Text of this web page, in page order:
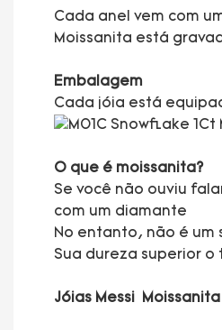
Cada anel vem com
Moissanita está
Embalagem
Cada jóia está
O que é moissanita?
Se você não ouviu
com um diamante
No entanto, não é um
Sua dureza superior
Jóias Messi